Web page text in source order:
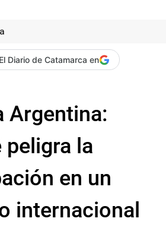
Diario de Catamarca en
Argentina:
peligra la
en un
internacional